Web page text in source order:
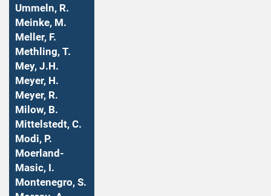
Ummeln, R.
Meinke, M.
Meller, F.
Methling, T.
Mey, J.H.
Meyer, H.
Meyer, R.
Milow, B.
Mittelstedt, C.
Modi, P.
Moerland-
Masic, I.
Montenegro, S.